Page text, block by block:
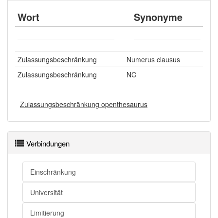
Wort Synonyme
Zulassungsbeschränkung
Numerus clausus
Zulassungsbeschränkung
NC
Zulassungsbeschränkung openthesaurus
Verbindungen
Einschränkung
Universität
Limitierung